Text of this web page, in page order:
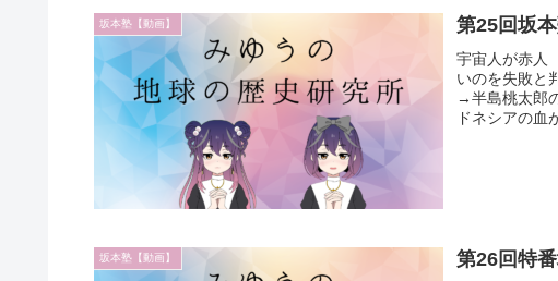
坂本塾【動画】 第25回坂
宇宙人が赤人
いのを失敗と
→半島桃太郎
ドネシアの血
坂本塾【動画】 第26回特